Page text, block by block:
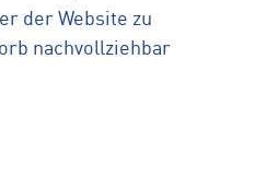
der Website zu
nachvollziehbar